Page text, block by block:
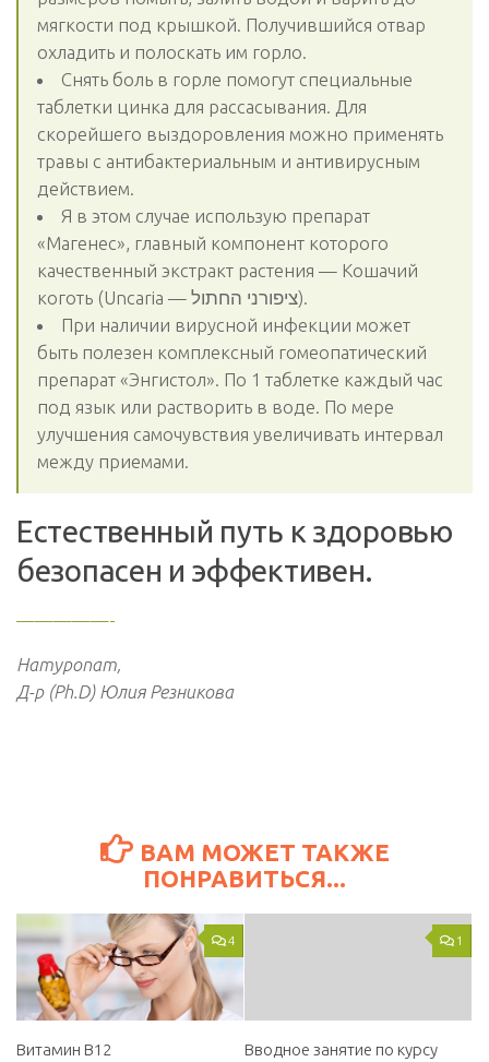
мягкости под крышкой. Получившийся отвар
охладить и полоскать им горло.
Снять боль в горле помогут специальные
таблетки цинка для рассасывания. Для
скорейшего выздоровления можно применять
травы с антибактериальным и антивирусным
действием.
Я в этом случае использую препарат
«Магенес», главный компонент которого
качественный экстракт растения — Кошачий
коготь (Uncaria — ציפורני החתול).
При наличии вирусной инфекции может
быть полезен комплексный гомеопатический
препарат «Энгистол». По 1 таблетке каждый час
под язык или растворить в воде. По мере
улучшения самочувствия увеличивать интервал
между приемами.
Естественный путь к здоровью
безопасен и эффективен.
—————-
Натуропат,
Д-р (Ph.D) Юлия Резникова
ВАМ МОЖЕТ ТАКЖЕ
ПОНРАВИТЬСЯ...
4
Витамин B12
1
Вводное занятие по курсу